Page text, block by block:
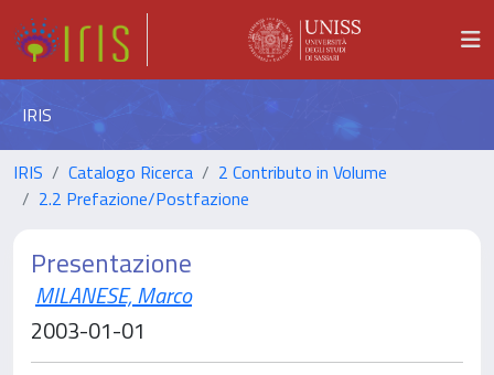
IRIS
IRIS Catalogo Ricerca
2 Contributo in Volume
2.2 Prefazione/Postfazione
Presentazione
MILANESE, Marco
2003-01-01